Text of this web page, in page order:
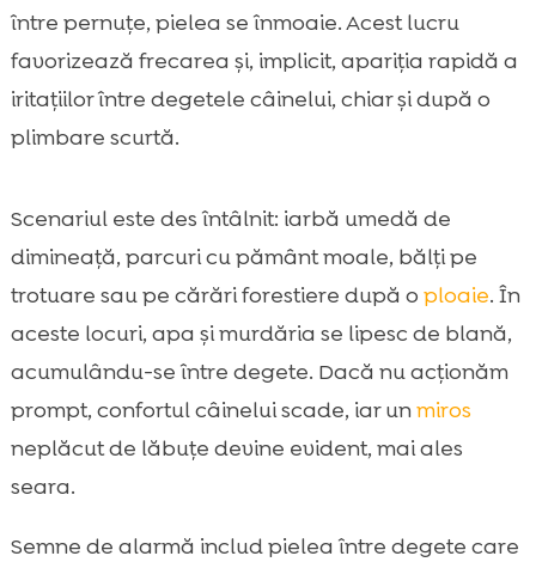
între pernuțe, pielea se înmoaie. Acest lucru
favorizează frecarea și, implicit, apariția rapidă a
iritațiilor între degetele câinelui, chiar și după o
plimbare scurtă.
Scenariul este des întâlnit: iarbă umedă de
dimineață, parcuri cu pământ moale, bălți pe
trotuare sau pe cărări forestiere după o ploaie. În
aceste locuri, apa și murdăria se lipesc de blană,
acumulându-se între degete. Dacă nu acționăm
prompt, confortul câinelui scade, iar unmiros
neplăcut de lăbuțe devine evident, mai ales
seara.
Semne de alarmă includ pielea între degete care